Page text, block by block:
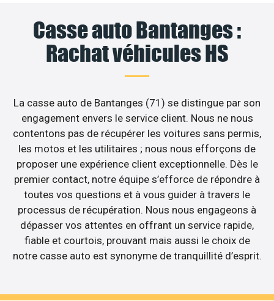
Casse auto Bantanges :
Rachat véhicules HS
La casse auto de Bantanges (71) se distingue par son
engagement envers le service client. Nous ne nous
contentons pas de récupérer les voitures sans permis,
les motos et les utilitaires ; nous nous efforçons de
proposer une expérience client exceptionnelle. Dès le
premier contact, notre équipe s’efforce de répondre à
toutes vos questions et à vous guider à travers le
processus de récupération. Nous nous engageons à
dépasser vos attentes en offrant un service rapide,
fiable et courtois, prouvant mais aussi le choix de
notre casse auto est synonyme de tranquillité d’esprit.